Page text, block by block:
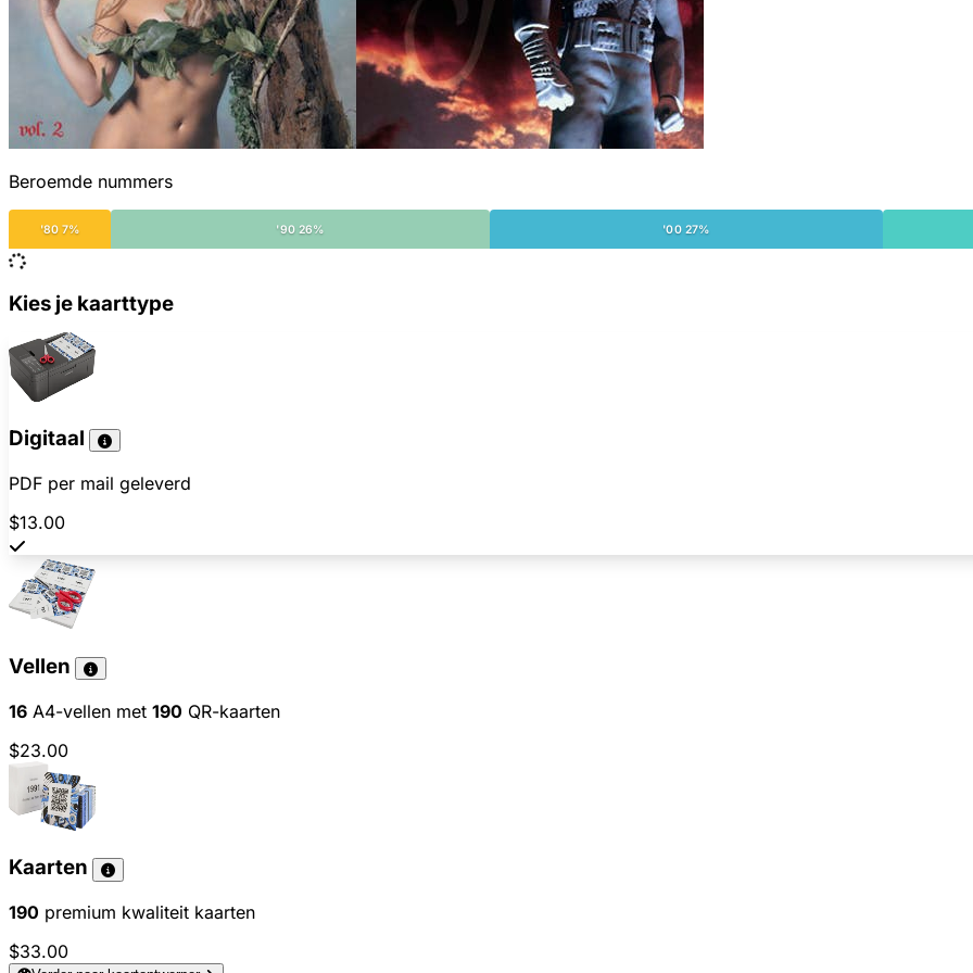
Beroemde nummers
'80 7% '90 26% '00 27%
Kies je kaarttype
Digitaal
PDF per mail geleverd
$13.00
Vellen
16 A4-vellen met 190 QR-kaarten
$23.00
Kaarten
190 premium kwaliteit kaarten
$33.00